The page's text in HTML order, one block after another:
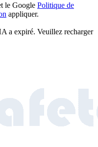
le Google Politique de
appliquer.
a expiré. Veuillez recharger